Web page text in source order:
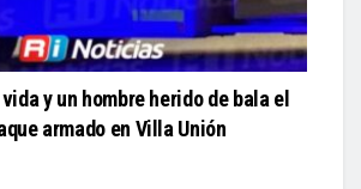
y un hombre herido de bala el
armado en Villa Unión